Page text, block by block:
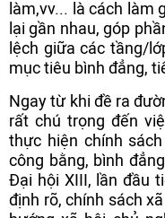
làm,vv... là cách làm
lại gần nhau, góp
lệch giữa các tầng/
mục tiêu bình đẳng,
Ngay từ khi đề ra
rất chú trọng đến
thực hiện chính
công bằng, bình
Đại hội XIII, lần đầu
định rõ, chính sách